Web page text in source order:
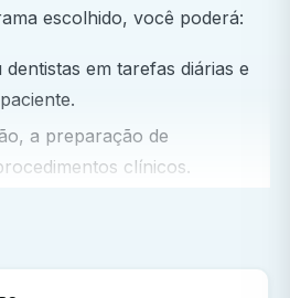
escolhido, você poderá:
em tarefas diárias e
a preparação de
clínicos.
de clínica geral ou
de conscientização